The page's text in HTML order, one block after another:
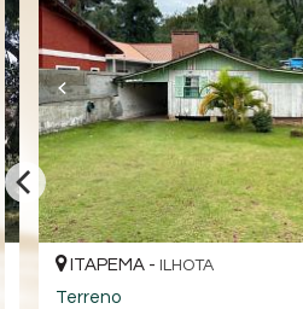
ITAPEMA - ILHOTA
Terreno